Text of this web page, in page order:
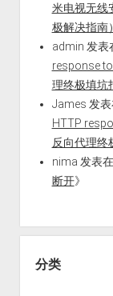
米电视无线
极解决指南）
admin 发表
response
理终极填坑
James 发
HTTP
反向代理终
nima 发表
断开》
分类